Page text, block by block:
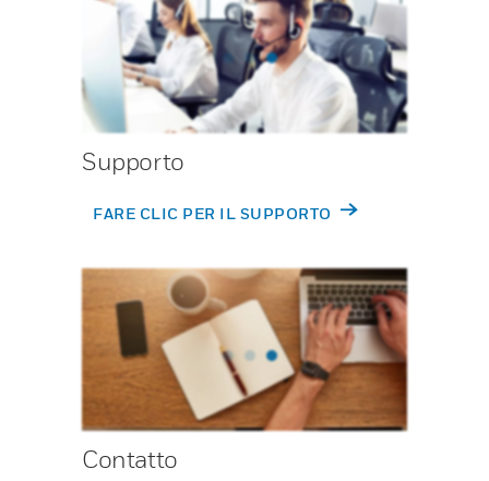
Supporto
FARE CLIC PER IL SUPPORTO
Contatto